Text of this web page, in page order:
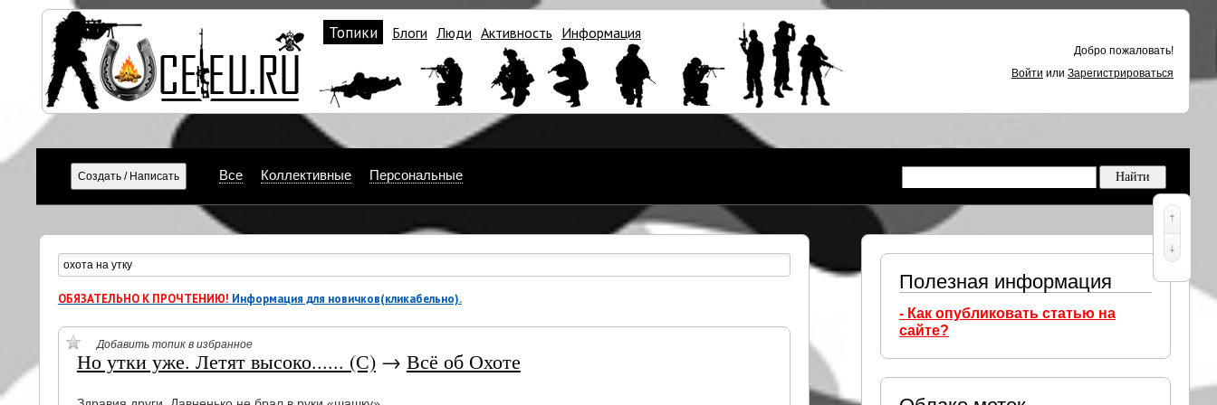
Топики Блоги Люди Активность Информация
Добро пожаловать!
Войти или Зарегистрироваться
Все Коллективные Персональные
Полезная информация
- Как опубликовать статью на
сайте?
ОБЯЗАТЕЛЬНО К ПРОЧТЕНИЮ! Информация для новичков(кликабельно).
Добавить топик в избранное
Но утки уже. Летят высоко...... (С)→ Всё об Охоте